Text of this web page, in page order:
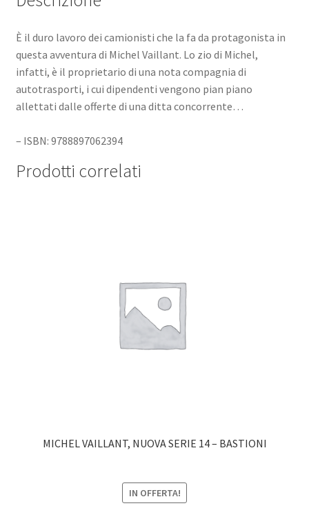
È il duro lavoro dei camionisti che la fa da protagonista in
questa avventura di Michel Vaillant. Lo zio di Michel,
infatti, è il proprietario di una nota compagnia di
autotrasporti, i cui dipendenti vengono pian piano
allettati dalle offerte di una ditta concorrente…
– ISBN: 9788897062394
Prodotti correlati
MICHEL VAILLANT, NUOVA SERIE 14 – BASTIONI
IN OFFERTA!